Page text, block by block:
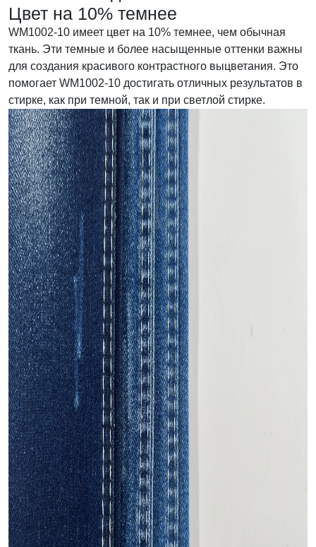
Цвет на 10% темнее
WM1002-10 имеет цвет на 10% темнее, чем обычная
ткань. Эти темные и более насыщенные оттенки важны
для создания красивого контрастного выцветания. Это
помогает WM1002-10 достигать отличных результатов в
стирке, как при темной, так и при светлой стирке.